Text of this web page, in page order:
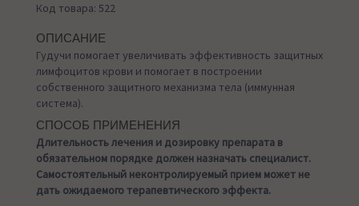
Код товара: 522
ОПИСАНИЕ
Гудучи помогает увеличивать эффективность защитных
лимфоцитов крови и помогает в построении
собственного защитного механизма тела (иммунная
система).
СПОСОБ ПРИМЕНЕНИЯ
Длительность лечения и дозировку препарата в
обязательном порядке должен назначать специалист.
Самостоятельный неконтролируемый прием может не
дать ожидаемого терапевтического эффекта.